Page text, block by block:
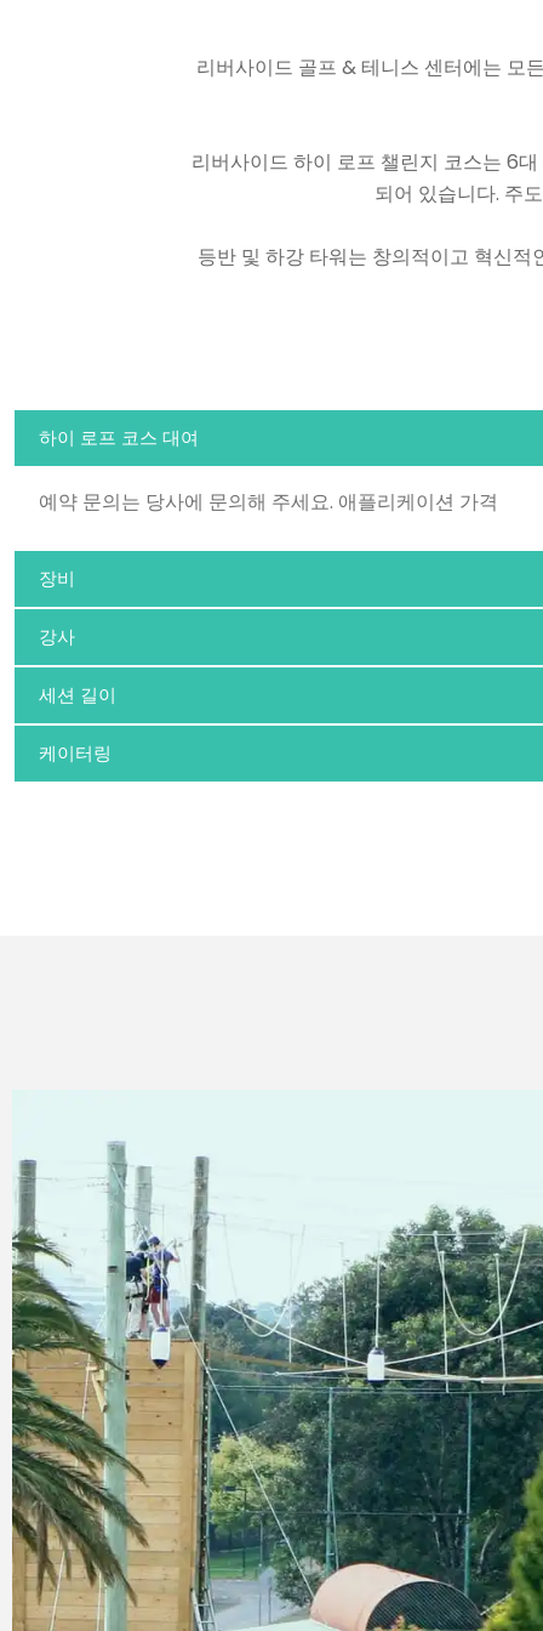
리버사이드 골프 & 테니스 센터에는 모
리버사이드 하이 로프 챌린지 코스는 6
되어 있습니다. 주
등반 및 하강 타워는 창의적이고 혁신
하이 로프 코스 대여
예약 문의는 당사에 문의해 주세요. 애플리케이션 가격
장비
강사
세션 길이
케이터링